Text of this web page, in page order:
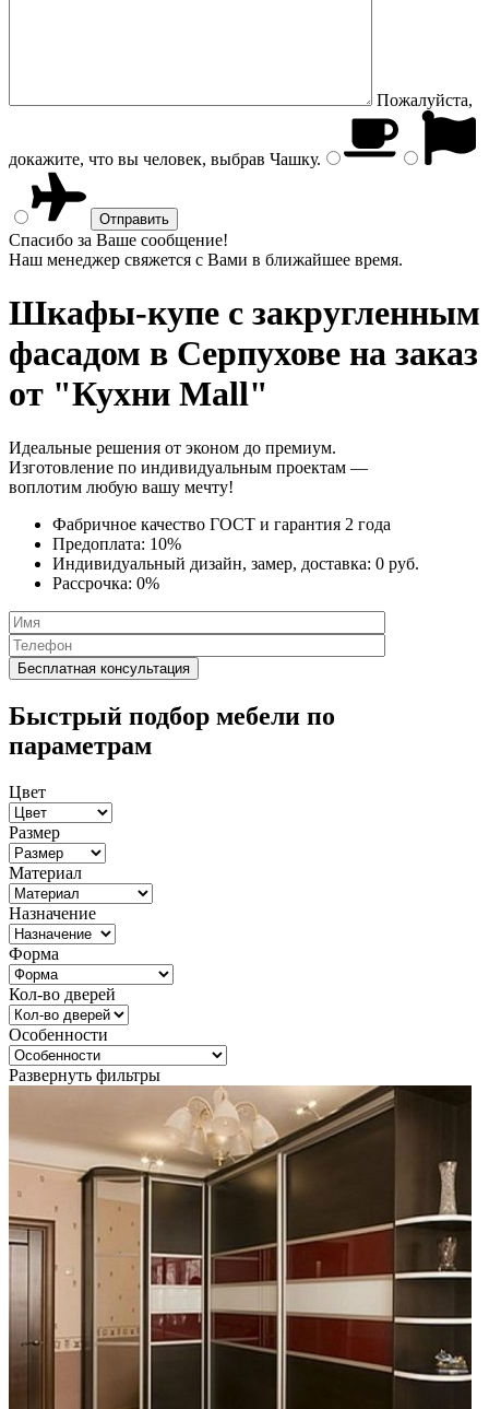
Пожалуйста,
докажите, что вы человек, выбрав Чашку.
Спасибо за Ваше сообщение!
Наш менеджер свяжется с Вами в ближайшее время.
Шкафы-купе с закругленным
фасадом в Серпухове на заказ
от "Кухни Mall"
Идеальные решения от эконом до премиум.
Изготовление по индивидуальным проектам —
воплотим любую вашу мечту!
Фабричное качество ГОСТ и гарантия 2 года
Предоплата: 10%
Индивидуальный дизайн, замер, доставка: 0 руб.
Рассрочка: 0%
Быстрый подбор мебели по
параметрам
Цвет
Размер
Материал
Назначение
Форма
Кол-во дверей
Особенности
Развернуть фильтры